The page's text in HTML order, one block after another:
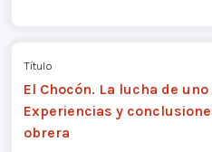
Título
El Chocón. La lucha de
Experiencias y
obrera